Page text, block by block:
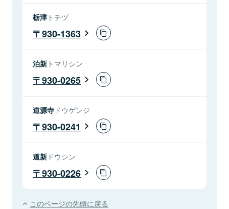
栃津 トチヅ
930-1363
泊新 トマリシン
930-0265
道源寺 ドウゲンジ
930-0241
道新 ドウシン
930-0226
このページの先頭に戻る